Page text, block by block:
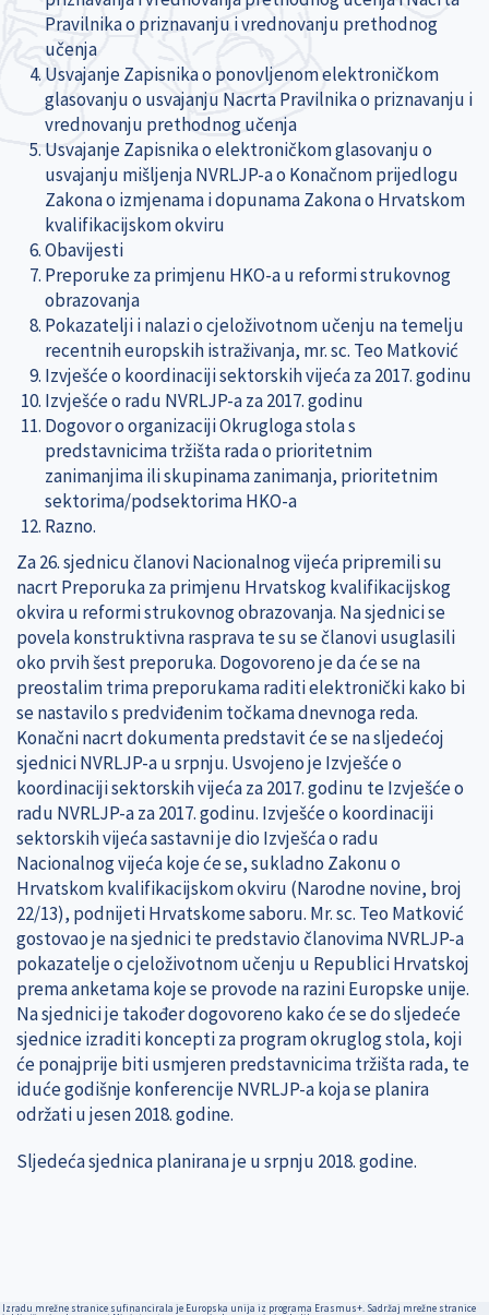
Pravilnika o priznavanju i vrednovanju prethodnog
učenja
Usvajanje Zapisnika o ponovljenom elektroničkom
glasovanju o usvajanju Nacrta Pravilnika o priznavanju i
vrednovanju prethodnog učenja
Usvajanje Zapisnika o elektroničkom glasovanju o
usvajanju mišljenja NVRLJP-a o Konačnom prijedlogu
Zakona o izmjenama i dopunama Zakona o Hrvatskom
kvalifikacijskom okviru
Obavijesti
Preporuke za primjenu HKO-a u reformi strukovnog
obrazovanja
Pokazatelji i nalazi o cjeloživotnom učenju na temelju
recentnih europskih istraživanja, mr. sc. Teo Matković
Izvješće o koordinaciji sektorskih vijeća za 2017. godinu
Izvješće o radu NVRLJP-a za 2017. godinu
Dogovor o organizaciji Okrugloga stola s
predstavnicima tržišta rada o prioritetnim
zanimanjima ili skupinama zanimanja, prioritetnim
sektorima/podsektorima HKO-a
Razno.
Za 26. sjednicu članovi Nacionalnog vijeća pripremili su
nacrt Preporuka za primjenu Hrvatskog kvalifikacijskog
okvira u reformi strukovnog obrazovanja. Na sjednici se
povela konstruktivna rasprava te su se članovi usuglasili
oko prvih šest preporuka. Dogovoreno je da će se na
preostalim trima preporukama raditi elektronički kako bi
se nastavilo s predviđenim točkama dnevnoga reda.
Konačni nacrt dokumenta predstavit će se na sljedećoj
sjednici NVRLJP-a u srpnju. Usvojeno je Izvješće o
koordinaciji sektorskih vijeća za 2017. godinu te Izvješće o
radu NVRLJP-a za 2017. godinu. Izvješće o koordinaciji
sektorskih vijeća sastavni je dio Izvješća o radu
Nacionalnog vijeća koje će se, sukladno Zakonu o
Hrvatskom kvalifikacijskom okviru (Narodne novine, broj
22/13), podnijeti Hrvatskome saboru. Mr. sc. Teo Matković
gostovao je na sjednici te predstavio članovima NVRLJP-a
pokazatelje o cjeloživotnom učenju u Republici Hrvatskoj
prema anketama koje se provode na razini Europske unije.
Na sjednici je također dogovoreno kako će se do sljedeće
sjednice izraditi koncepti za program okruglog stola, koji
će ponajprije biti usmjeren predstavnicima tržišta rada, te
iduće godišnje konferencije NVRLJP-a koja se planira
održati u jesen 2018. godine.
Sljedeća sjednica planirana je u srpnju 2018. godine.
Izradu mrežne stranice sufinancirala je Europska unija iz programa Erasmus+. Sadržaj mrežne stranice